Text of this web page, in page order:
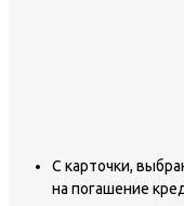
С карточки,
на погашение